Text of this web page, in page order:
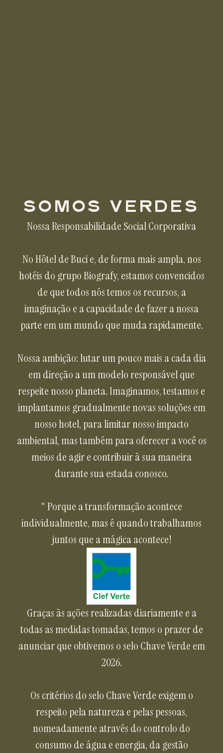
SOMOS VERDES
Nossa Responsabilidade Social Corporativa
No Hôtel de Buci e, de forma mais ampla, nos
hotéis do grupo Biografy, estamos convencidos
de que todos nós temos os recursos, a
imaginação e a capacidade de fazer a nossa
parte em um mundo que muda rapidamente.
Nossa ambição: lutar um pouco mais a cada dia
em direção a um modelo responsável que
respeite nosso planeta. Imaginamos, testamos e
implantamos gradualmente novas soluções em
nosso hotel, para limitar nosso impacto
ambiental, mas também para oferecer a você os
meios de agir e contribuir à sua maneira
durante sua estada conosco.
" Porque a transformação acontece
individualmente, mas é quando trabalhamos
juntos que a mágica acontece!
Graças às ações realizadas diariamente e a
todas as medidas tomadas, temos o prazer de
anunciar que obtivemos o selo Chave Verde em
2026.
Os critérios do selo Chave Verde exigem o
respeito pela natureza e pelas pessoas,
nomeadamente através do controlo do
consumo de água e energia, da gestão